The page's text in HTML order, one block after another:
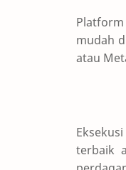
mudah
atau
terbaik